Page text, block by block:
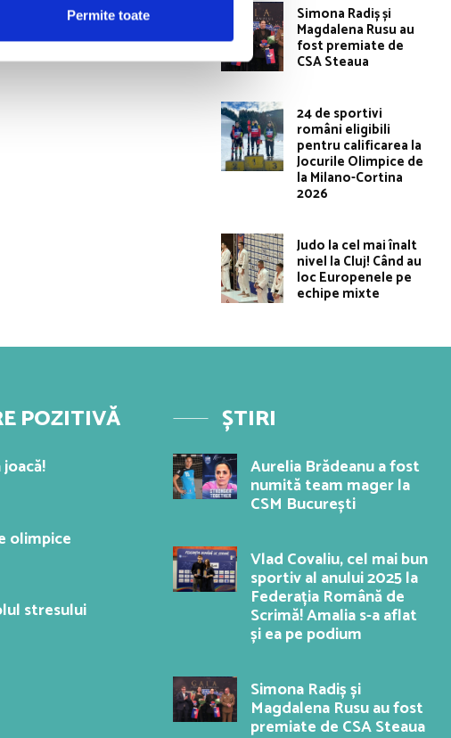
Permite toate Simona Radiș și
Magdalena Rusu au
fost premiate de
CSA Steaua
24 de sportivi
români eligibili
pentru calificarea la
Jocurile Olimpice de
la Milano-Cortina
2026
Judo la cel mai înalt
nivel la Cluj! Când au
loc Europenele pe
echipe mixte
POZITIVĂ
olimpice
stresului
ȘTIRI
Aurelia Brădeanu a fost
numită team mager la
CSM București
Vlad Covaliu, cel mai bun
sportiv al anului 2025 la
Federația Română de
Scrimă! Amalia s-a aflat
și ea pe podium
Simona Radiș și
Magdalena Rusu au fost
premiate de CSA Steaua